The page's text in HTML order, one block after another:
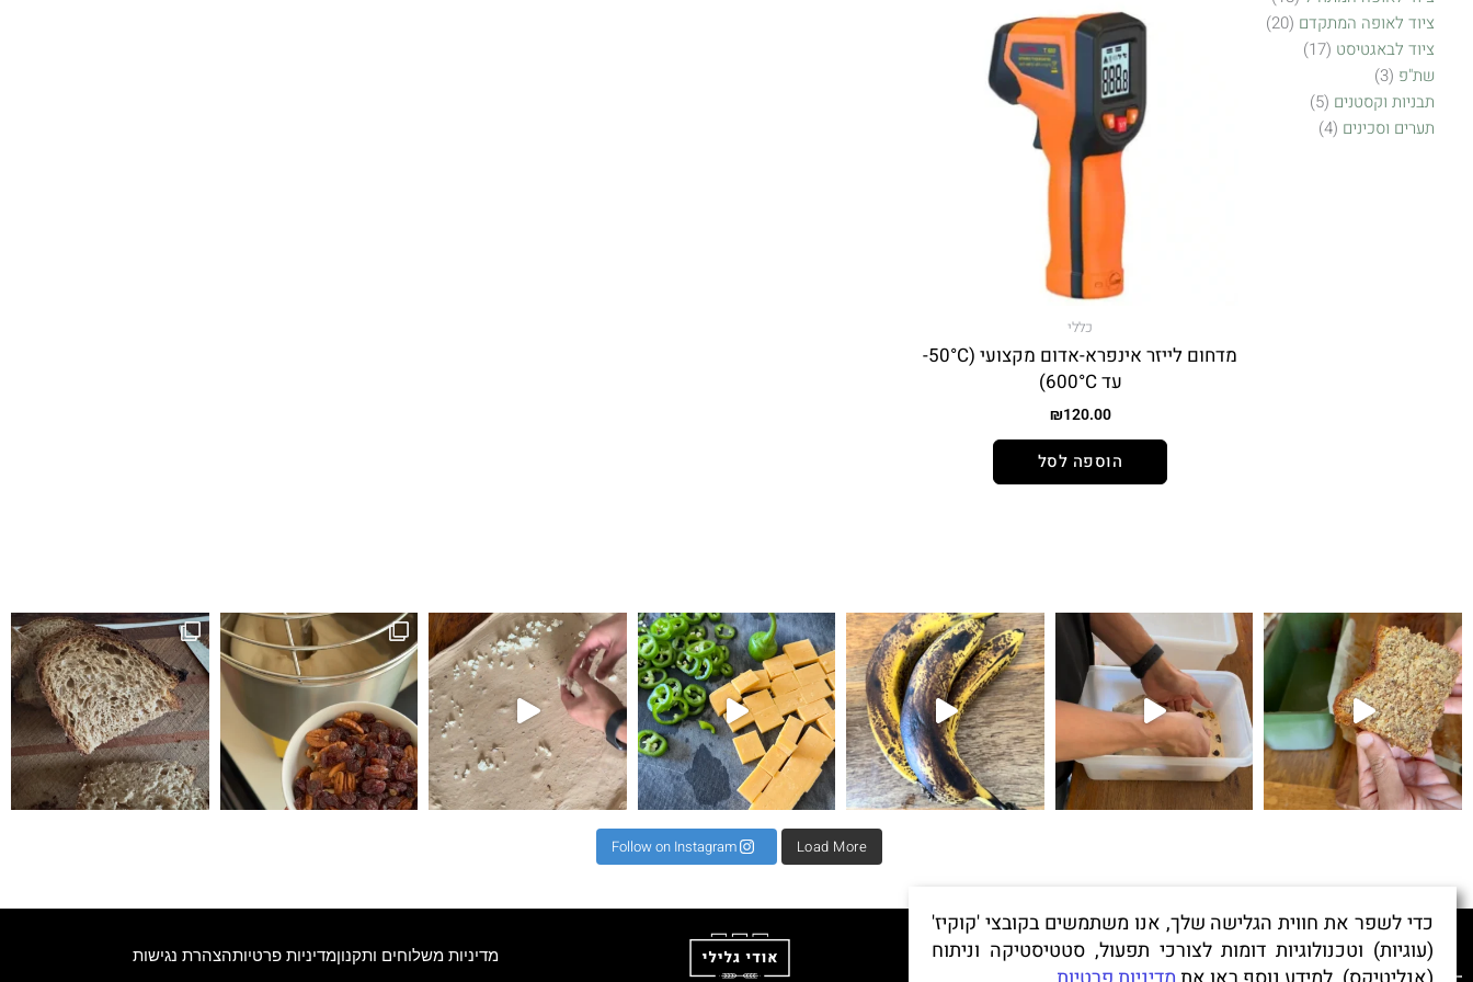
ציוד לאופה המתקדם 20
ציוד לבאגטיסט 17
שת"פ 3
תבניות וקסטנים 5
תערים וסכינים 4
כללי
מדחום לייזר אינפרא-אדום מקצועי (50°C-
עד 600°C)
₪120.00
הוספה לסל
קיפולים ⁨ ⁨ כשרואים בננות בשלות ישר חושבים על עוגה אני חשב לחם עם גבינת צ׳דר ופלפל חריף את השילוב הזה ראיתי⁨ קיפול למינציה מגיע כקיפול שני או שלישי לרב כדי
תאנים בלחם זה שילוב מגן עדן ל 2 לחמים 500 קמח גרנ⁨ וואוו איזה לחם טעים הופתעתי שיצא ככה טעים ולכן ה
Load More
Follow on Instagram
לכתיבת המלצה מדיניות משלוחים ותקנוןמדיניות פרטיותהצהרת נגישות
כדי לשפר את חווית הגלישה שלך, אנו משתמשים בקובצי 'קוקיז'
(עוגיות) וטכנולוגיות דומות לצורכי תפעול, סטטיסטיקה וניתוח